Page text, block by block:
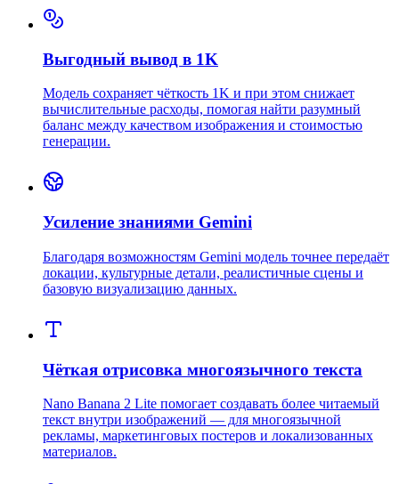
Выгодный вывод в 1K
Модель сохраняет чёткость 1K и при этом снижает
вычислительные расходы, помогая найти разумный
баланс между качеством изображения и стоимостью
генерации.
Усиление знаниями Gemini
Благодаря возможностям Gemini модель точнее передаёт
локации, культурные детали, реалистичные сцены и
базовую визуализацию данных.
Чёткая отрисовка многоязычного текста
Nano Banana 2 Lite помогает создавать более читаемый
текст внутри изображений — для многоязычной
рекламы, маркетинговых постеров и локализованных
материалов.